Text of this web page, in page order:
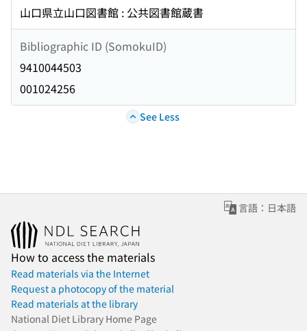
山口県立山口図書館 : 公共図書館蔵書
Bibliographic ID (SomokuID)
9410044503
001024256
See Less
言語：日本語
How to access the materials
Read materials via the Internet
Request a photocopy of the material
Read materials at the library
National Diet Library Home Page